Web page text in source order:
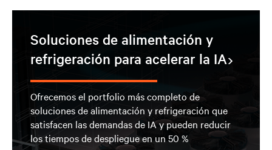
Soluciones de alimentación y
refrigeración para acelerar la IA
Ofrecemos el portfolio más completo de
soluciones de alimentación y refrigeración que
satisfacen las demandas de IA y pueden reducir
los tiempos de despliegue en un 50 %